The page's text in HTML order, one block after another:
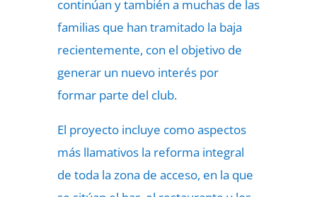
continúan y también a muchas de las
familias que han tramitado la baja
recientemente, con el objetivo de
generar un nuevo interés por
formar parte del club.
El proyecto incluye como aspectos
más llamativos la reforma integral
de toda la zona de acceso, en la que